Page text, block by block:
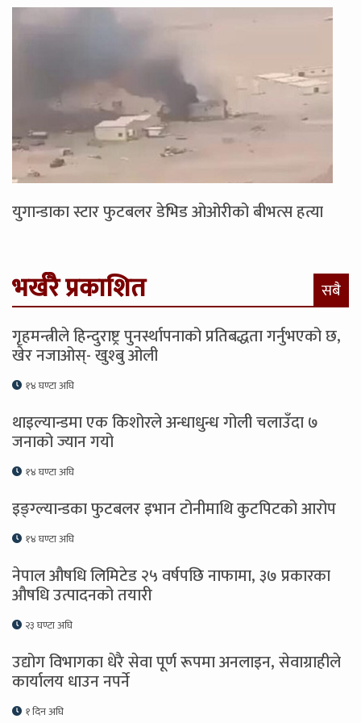
युगान्डाका स्टार फुटबलर डेभिड ओओरीको बीभत्स हत्या
भर्खरै प्रकाशित सबै
गृहमन्त्रीले हिन्दुराष्ट्र पुनर्स्थापनाको प्रतिबद्धता गर्नुभएको छ,
खेर नजाओस्- खुश्बु ओली
१४ घण्टा अघि
थाइल्यान्डमा एक किशोरले अन्धाधुन्ध गोली चलाउँदा ७
जनाको ज्यान गयो
१४ घण्टा अघि
इङ्ग्ल्यान्डका फुटबलर इभान टोनीमाथि कुटपिटको आरोप
१४ घण्टा अघि
नेपाल औषधि लिमिटेड २५ वर्षपछि नाफामा, ३७ प्रकारका
औषधि उत्पादनको तयारी
२३ घण्टा अघि
उद्योग विभागका धेरै सेवा पूर्ण रूपमा अनलाइन, सेवाग्राहीले
कार्यालय धाउन नपर्ने
१ दिन अघि